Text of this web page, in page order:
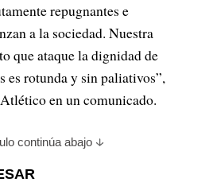
repugnantes e
a la sociedad. Nuestra
que ataque la dignidad de
es rotunda y sin paliativos”,
en un comunicado.
continúa abajo